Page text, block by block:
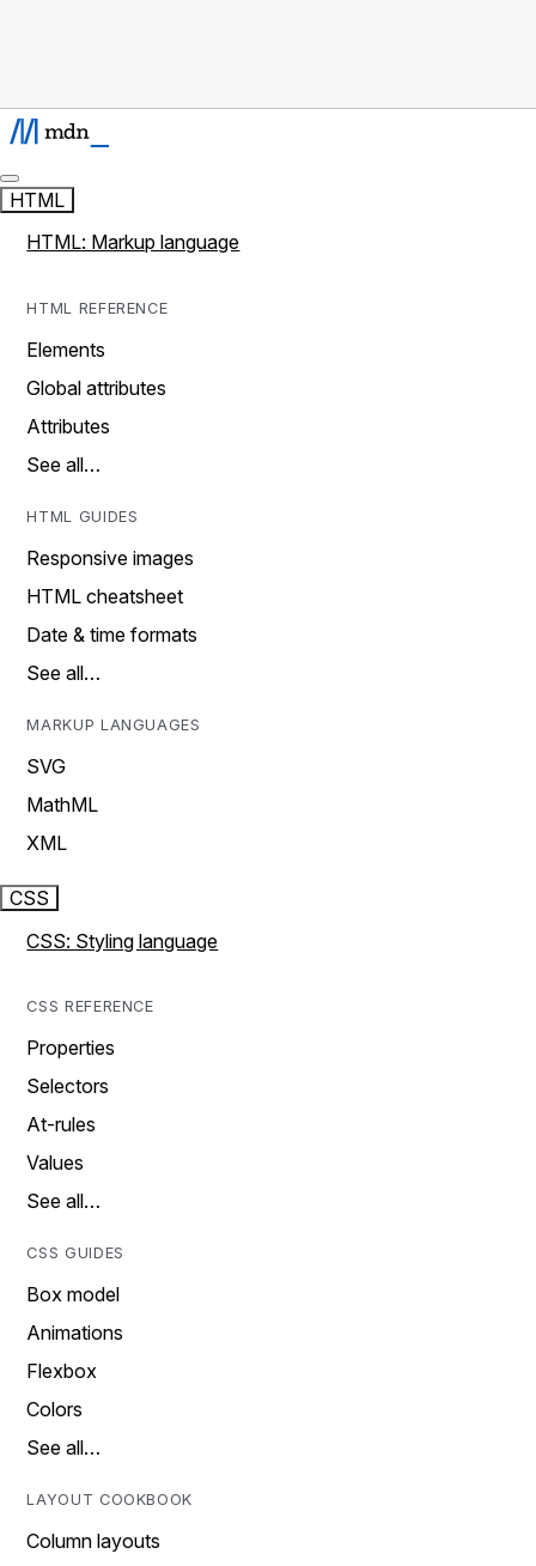
HTML
HTML: Markup language
HTML REFERENCE
Elements
Global attributes
Attributes
See all…
HTML GUIDES
Responsive images
HTML cheatsheet
Date & time formats
See all…
MARKUP LANGUAGES
SVG
MathML
XML
CSS
CSS: Styling language
CSS REFERENCE
Properties
Selectors
At-rules
Values
See all…
CSS GUIDES
Box model
Animations
Flexbox
Colors
See all…
LAYOUT COOKBOOK
Column layouts